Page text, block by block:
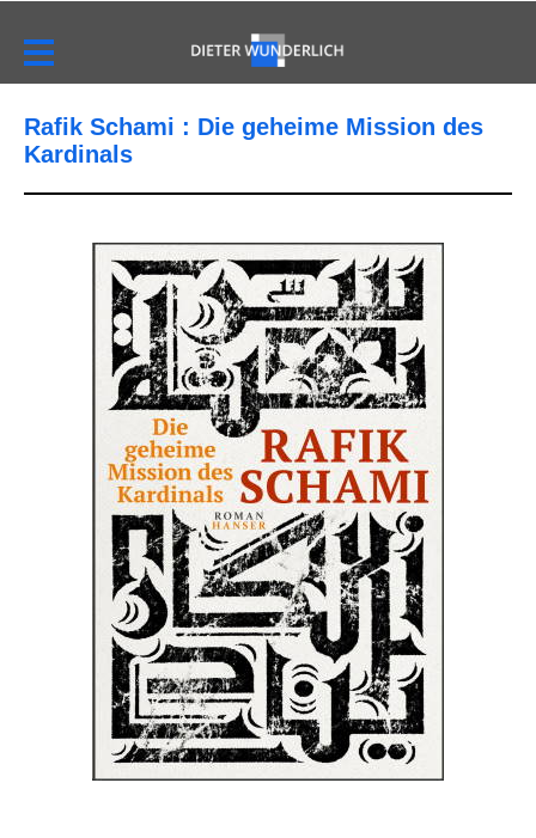
Rafik Schami : Die geheime Mission des
Kardinals